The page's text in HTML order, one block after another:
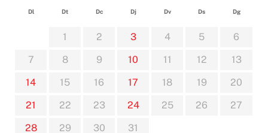
Dl Dt Dc Dj Dv Ds Dg
1 2 3 4 5
6
7
8 9 10 11 12
13
14
15 16 17 18 19
20
21
22 23 24 25 26
27
28
29 30 31